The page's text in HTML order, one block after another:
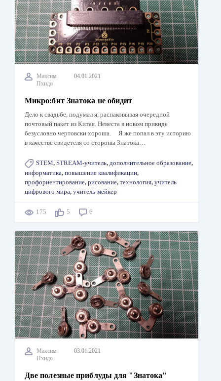
Максим
Пхидо
04.01.2021
Микро:бит Знатока не обидит
Дело к свадьбе, подумал я, распаковывая очередной
почтовый пакет из Китая. Невеста в новом прикиде
безусловно чертовски хороша. Я же попал в эту историю
в качестве свидетеля со стороны Знатока…
STEM, STREAM-учитель, дополнительное образование,
информатика, повышение квалификации,
профориентирование, рисование, технология, учитель
цифрового мира, учитель-мейкер
175 5 6
Максим
Пхидо
03.01.2021
Две полезные приблуды для "Знатока"